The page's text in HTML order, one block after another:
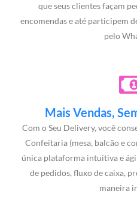
que seus clientes façam
encomendas e até participem
pelo
Mais Vendas,
Com o Seu Delivery, você
Confeitaria (mesa, balcão e
única plataforma intuitiva e
de pedidos, fluxo de caixa,
maneira